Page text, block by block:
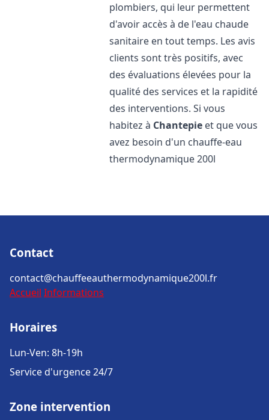
plombiers, qui leur permettent
d'avoir accès à de l'eau chaude
sanitaire en tout temps. Les avis
clients sont très positifs, avec
des évaluations élevées pour la
qualité des services et la rapidité
des interventions. Si vous
habitez à Chantepie et que vous
avez besoin d'un chauffe-eau
thermodynamique 200l
Contact
contact@chauffeeauthermodynamique200l.fr
Accueil Informations
Horaires
Lun-Ven: 8h-19h
Service d'urgence 24/7
Zone intervention